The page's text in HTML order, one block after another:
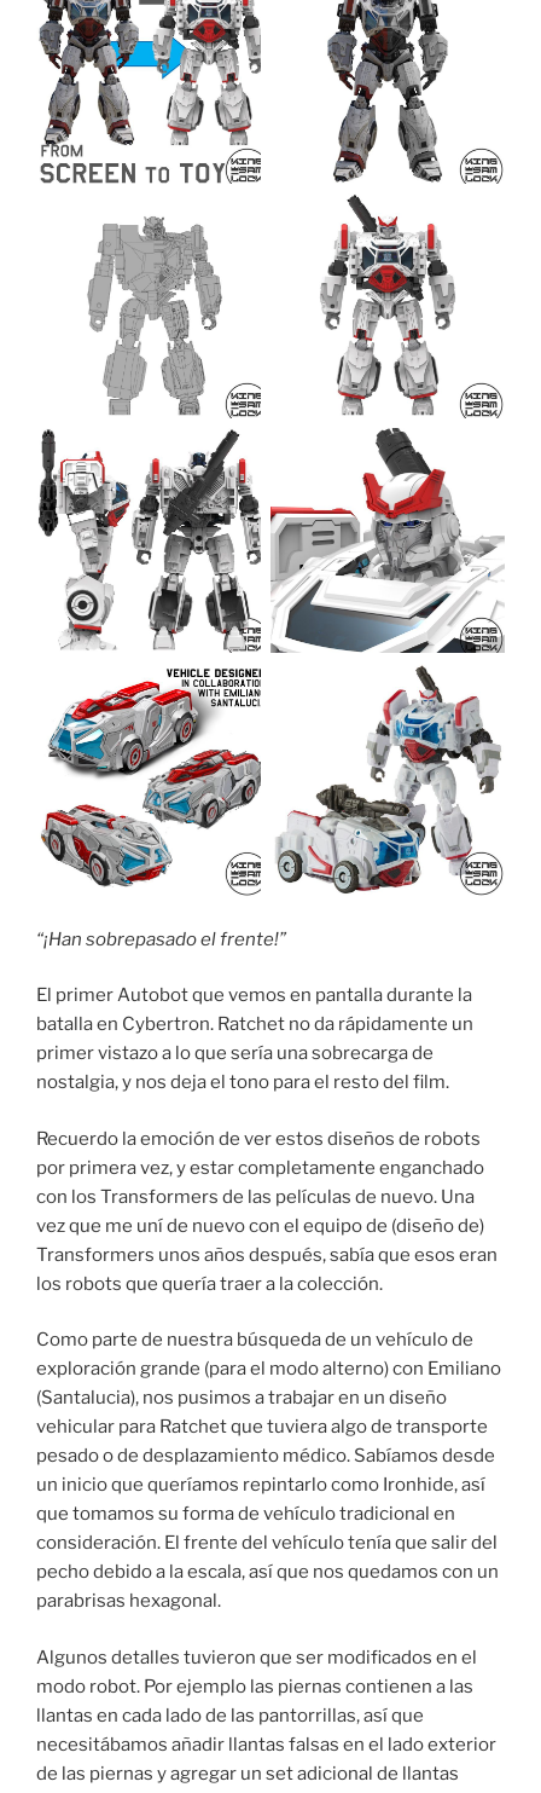
“¡Han sobrepasado el frente!”
El primer Autobot que vemos en pantalla durante la
batalla en Cybertron. Ratchet no da rápidamente un
primer vistazo a lo que sería una sobrecarga de
nostalgia, y nos deja el tono para el resto del film.
Recuerdo la emoción de ver estos diseños de robots
por primera vez, y estar completamente enganchado
con los Transformers de las películas de nuevo. Una
vez que me uní de nuevo con el equipo de (diseño de)
Transformers unos años después, sabía que esos eran
los robots que quería traer a la colección.
Como parte de nuestra búsqueda de un vehículo de
exploración grande (para el modo alterno) con Emiliano
(Santalucia), nos pusimos a trabajar en un diseño
vehicular para Ratchet que tuviera algo de transporte
pesado o de desplazamiento médico. Sabíamos desde
un inicio que queríamos repintarlo como Ironhide, así
que tomamos su forma de vehículo tradicional en
consideración. El frente del vehículo tenía que salir del
pecho debido a la escala, así que nos quedamos con un
parabrisas hexagonal.
Algunos detalles tuvieron que ser modificados en el
modo robot. Por ejemplo las piernas contienen a las
llantas en cada lado de las pantorrillas, así que
necesitábamos añadir llantas falsas en el lado exterior
de las piernas y agregar un set adicional de llantas